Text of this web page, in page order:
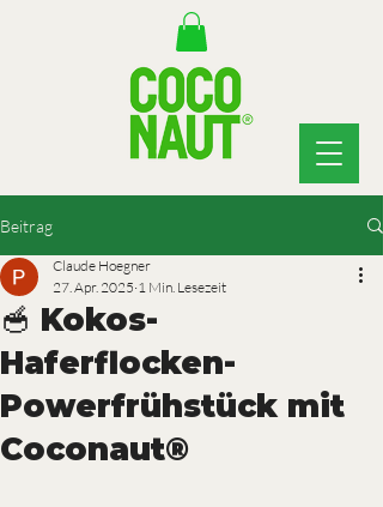
Beitrag
🥣 Kokos-
Haferflocken-
Powerfrühstück mit
Coconaut®
Claude Hoegner
27. Apr. 2025 1 Min. Lesezeit